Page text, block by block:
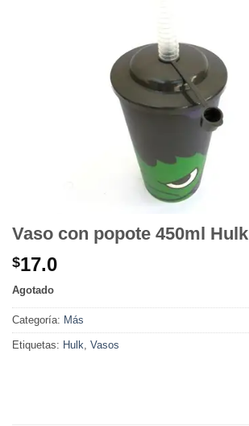
Vaso con popote 450ml Hulk
$17.0
Agotado
Categoría: Más
Etiquetas: Hulk Vasos